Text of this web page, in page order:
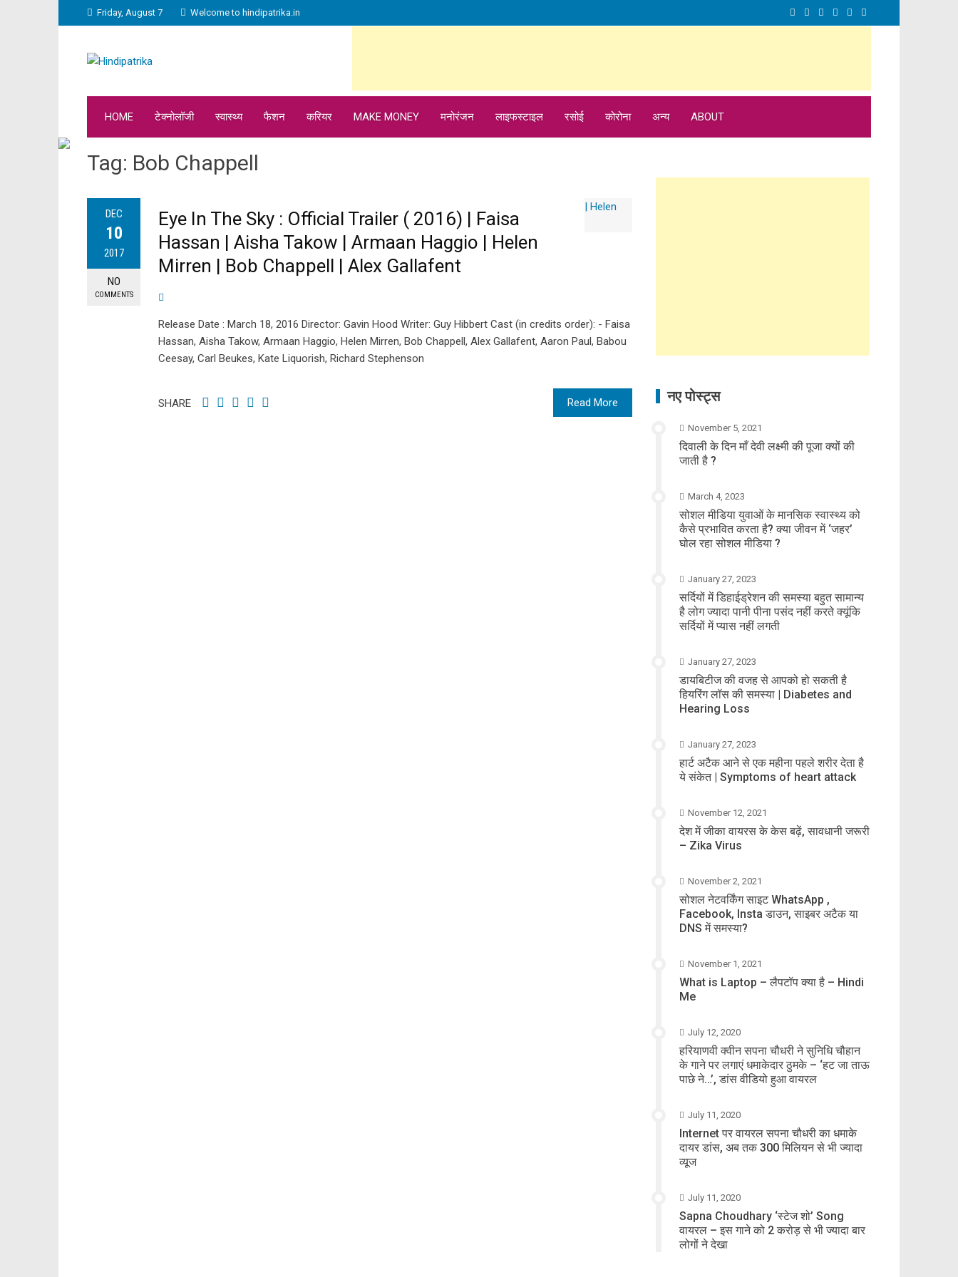
Friday, August 7 Welcome to hindipatrika.in
HOME टेक्नोलॉजी स्वास्थ्य फैशन करियर MAKE MONEY मनोरंजन लाइफस्टाइल रसोई कोरोना अन्य ABOUT
Tag: Bob Chappell
DEC
10
2017
NO
COMMENTS
Eye In The Sky : Official Trailer ( 2016) | Faisa
Hassan | Aisha Takow | Armaan Haggio | Helen
Mirren | Bob Chappell | Alex Gallafent
Release Date : March 18, 2016 Director: Gavin Hood Writer: Guy Hibbert Cast (in credits order): - Faisa
Hassan, Aisha Takow, Armaan Haggio, Helen Mirren, Bob Chappell, Alex Gallafent, Aaron Paul, Babou
Ceesay, Carl Beukes, Kate Liquorish, Richard Stephenson
Read More
SHARE नए पोस्ट्स
November 5, 2021
दिवाली के दिन माँ देवी लक्ष्मी की पूजा क्यों की
जाती है ?
March 4, 2023
सोशल मीडिया युवाओं के मानसिक स्वास्थ्य को
कैसे प्रभावित करता है? क्या जीवन में ‘जहर’
घोल रहा सोशल मीडिया ?
January 27, 2023
सर्दियों में डिहाईड्रेशन की समस्या बहुत सामान्य
है लोग ज्यादा पानी पीना पसंद नहीं करते क्यूंकि
सर्दियों में प्यास नहीं लगती
January 27, 2023
डायबिटीज की वजह से आपको हो सकती है
हियरिंग लॉस की समस्या | Diabetes and
Hearing Loss
January 27, 2023
हार्ट अटैक आने से एक महीना पहले शरीर देता है
ये संकेत | Symptoms of heart attack
November 12, 2021
देश में जीका वायरस के केस बढ़ें, सावधानी जरूरी
– Zika Virus
November 2, 2021
सोशल नेटवर्किंग साइट WhatsApp ,
Facebook, Insta डाउन, साइबर अटैक या
DNS में समस्या?
November 1, 2021
What is Laptop – लैपटॉप क्या है – Hindi
Me
July 12, 2020
हरियाणवी क्वीन सपना चौधरी ने सुनिधि चौहान
के गाने पर लगाएं धमाकेदार ठुमके – ‘हट जा ताऊ
पाछे ने…’, डांस वीडियो हुआ वायरल
July 11, 2020
Internet पर वायरल सपना चौधरी का धमाके
दायर डांस, अब तक 300 मिलियन से भी ज्यादा
व्यूज
July 11, 2020
Sapna Choudhary ‘स्टेज शो’ Song
वायरल – इस गाने को 2 करोड़ से भी ज्यादा बार
लोगों ने देखा